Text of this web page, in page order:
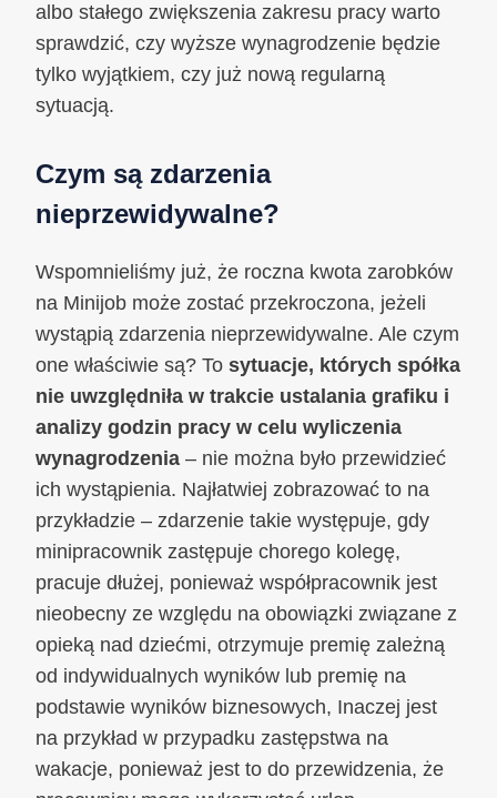
albo stałego zwiększenia zakresu pracy warto
sprawdzić, czy wyższe wynagrodzenie będzie
tylko wyjątkiem, czy już nową regularną
sytuacją.
Czym są zdarzenia
nieprzewidywalne?
Wspomnieliśmy już, że roczna kwota zarobków
na Minijob może zostać przekroczona, jeżeli
wystąpią zdarzenia nieprzewidywalne. Ale czym
one właściwie są? To sytuacje, których spółka
nie uwzględniła w trakcie ustalania grafiku i
analizy godzin pracy w celu wyliczenia
wynagrodzenia – nie można było przewidzieć
ich wystąpienia. Najłatwiej zobrazować to na
przykładzie – zdarzenie takie występuje, gdy
minipracownik zastępuje chorego kolegę,
pracuje dłużej, ponieważ współpracownik jest
nieobecny ze względu na obowiązki związane z
opieką nad dziećmi, otrzymuje premię zależną
od indywidualnych wyników lub premię na
podstawie wyników biznesowych, Inaczej jest
na przykład w przypadku zastępstwa na
wakacje, ponieważ jest to do przewidzenia, że